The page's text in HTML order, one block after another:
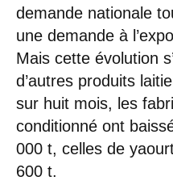
demande nationale
une demande à
Mais cette évolution
d’autres produits
sur huit mois, les
conditionné ont
000 t, celles de
600 t.